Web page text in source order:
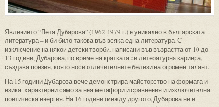
Явлението “Петя Дубарова” (1962-1979 г.) е уникално в българската
литература – и би било такова във всяка една литература. С
изключение на някои детски творби, написани във възрастта от 10 до
13 години, Дубарова, по време на кратката си литературна кариера,
създава поезия, която носи отличителните белези на огромен талант.
На 15 години Дубарова вече демонстрира майсторство на формата и
езика; характерни само за нея метафори и сравнения и изключителна
поетическа енергия. На 16 години (между другото, Дубарова не е